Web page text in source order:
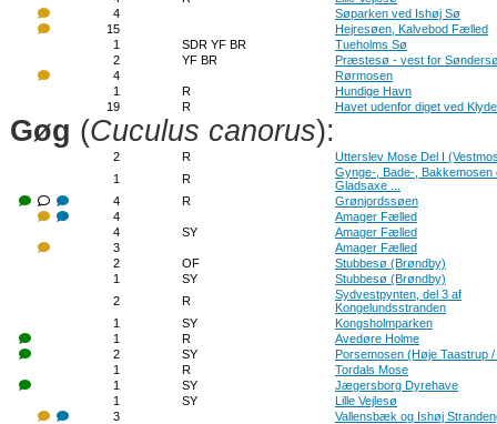
4
Søparken ved Ishøj Sø
15
Hejresøen, Kalvebod Fælled
1
SDR YF BR
Tueholms Sø
2
YF BR
Præstesø - vest for
4
Rørmosen
1
R
Hundige Havn
19
R Havet udenfor diget ved
Gøg (Cuculus canorus):
2 R
Utterslev Mose Del I
1
R
Gynge-, Bade-, Bakkemosen
Gladsaxe ...
4
R
Grønjordssøen
4
Amager Fælled
4
SY
Amager Fælled
3
Amager Fælled
2
OF
Stubbesø (Brøndby)
1
SY
Stubbesø (Brøndby)
2
R
Sydvestpynten, del 3 af
Kongelundsstranden
1
SY
Kongsholmparken
1
R
Avedøre Holme
2
SY
Porsemosen (Høje Taastrup /
1
R
Tordals Mose
1
SY
Jægersborg Dyrehave
1
SY
Lille Vejlesø
3
Vallensbæk og Ishøj